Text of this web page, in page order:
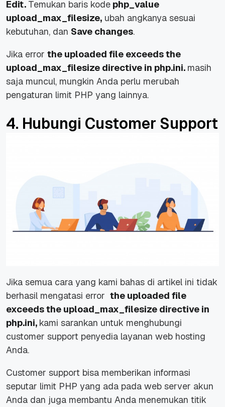
Edit. Temukan baris kode php_value
upload_max_filesize, ubah angkanya sesuai
kebutuhan, dan Save changes.
Jika error the uploaded file exceeds the
upload_max_filesize directive in php.ini. masih
saja muncul, mungkin Anda perlu merubah
pengaturan limit PHP yang lainnya.
4. Hubungi Customer Support
Jika semua cara yang kami bahas di artikel ini tidak
berhasil mengatasi error the uploaded file
exceeds the upload_max_filesize directive in
php.ini, kami sarankan untuk menghubungi
customer support penyedia layanan web hosting
Anda.
Customer support bisa memberikan informasi
seputar limit PHP yang ada pada web server akun
Anda dan juga membantu Anda menemukan titik